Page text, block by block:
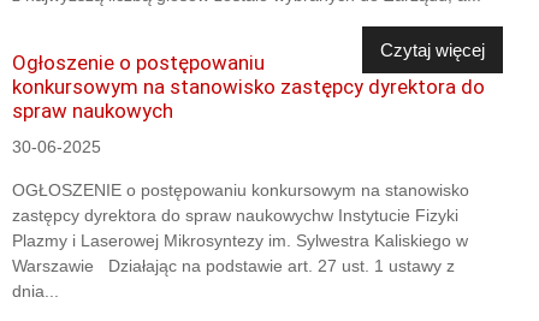
Czytaj więcej
Ogłoszenie o postępowaniu
konkursowym na stanowisko zastępcy dyrektora do
spraw naukowych
30-06-2025
OGŁOSZENIE o postępowaniu konkursowym na stanowisko
zastępcy dyrektora do spraw naukowychw Instytucie Fizyki
Plazmy i Laserowej Mikrosyntezy im. Sylwestra Kaliskiego w
Warszawie Działając na podstawie art. 27 ust. 1 ustawy z
dnia...